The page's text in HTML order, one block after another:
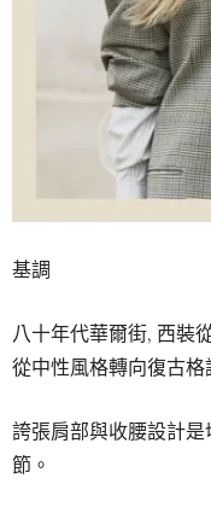
基調
八十年代華爾街, 西裝
從中性風格轉向復古格
誇張肩部與收腰設計
節。